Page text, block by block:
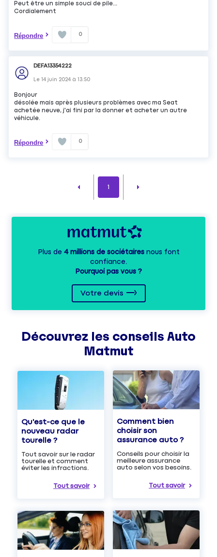
Peut être un simple souci de pile...
Cordialement
Répondre 0
DEFA13354222
Le14 juin 2024 à13:50
Bonjour
désolée mais après plusieurs problèmes avec ma Seat
achetée neuve, j'ai fini par la donner et acheter un autre
véhicule.
Répondre 0
1
Plus de 4 millions de sociétairesnous font
confiance.
Pourquoi pas vous ?
Votre devis
Découvrez les conseils Auto
Matmut
Qu'est-ce que le
nouveau radar
tourelle ?
Tout savoir sur le radar
tourelle et comment
éviter les infractions.
Tout savoir
Comment bien
choisir son
assurance auto ?
Conseils pour choisir la
meilleure assurance
auto selon vos besoins.
Tout savoir